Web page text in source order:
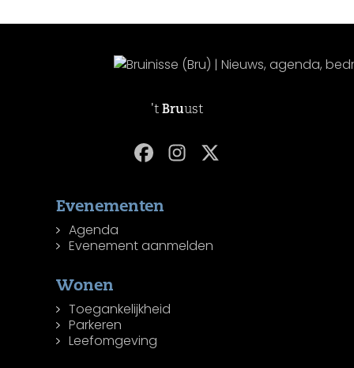
't Bruust
Evenementen
Agenda
Evenement aanmelden
Wonen
Toegankelijkheid
Parkeren
Leefomgeving